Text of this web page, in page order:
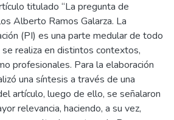
titulado “La pregunta de
Alberto Ramos Galarza. La
(PI) es una parte medular de todo
realiza en distintos contextos,
profesionales. Para la elaboración
una síntesis a través de una
artículo, luego de ello, se señalaron
relevancia, haciendo, a su vez,